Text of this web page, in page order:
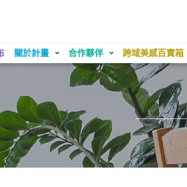
關於計畫 合作夥伴 跨域美感百寶箱